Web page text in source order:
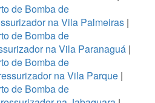
de Bomba de
na Vila Palmeiras|
de Bomba de
na Vila Paranaguá |
de Bomba de
na Vila Parque|
de Bomba de